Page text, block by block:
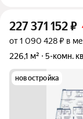
227 371 152₽
от 1 090 428 ₽ в
226,1 м²
5-комн.
новостройка